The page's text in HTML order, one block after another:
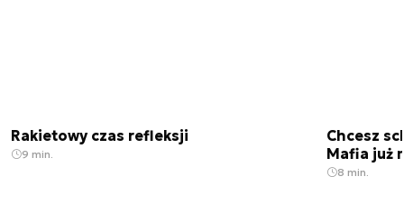
Rakietowy czas refleksji
9 min.
Chcesz
Mafia już
8 min.